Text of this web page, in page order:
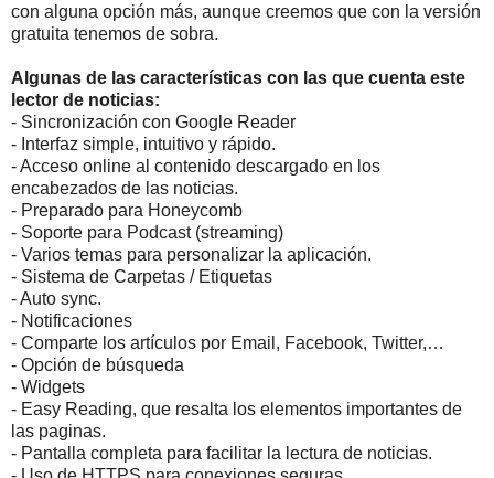
con alguna opción más, aunque creemos que con la versión
gratuita tenemos de sobra.
Algunas de las características con las que cuenta este
lector de noticias:
- Sincronización con Google Reader
- Interfaz simple, intuitivo y rápido.
- Acceso online al contenido descargado en los
encabezados de las noticias.
- Preparado para Honeycomb
- Soporte para Podcast (streaming)
- Varios temas para personalizar la aplicación.
- Sistema de Carpetas / Etiquetas
- Auto sync.
- Notificaciones
- Comparte los artículos por Email, Facebook, Twitter,…
- Opción de búsqueda
- Widgets
- Easy Reading, que resalta los elementos importantes de
las paginas.
- Pantalla completa para facilitar la lectura de noticias.